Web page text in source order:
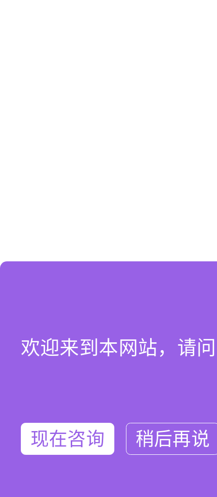
欢迎来到本网站，请
现在咨询 稍后再说